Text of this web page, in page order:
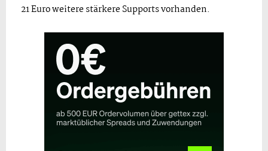
21 Euro weitere stärkere Supports vorhanden.